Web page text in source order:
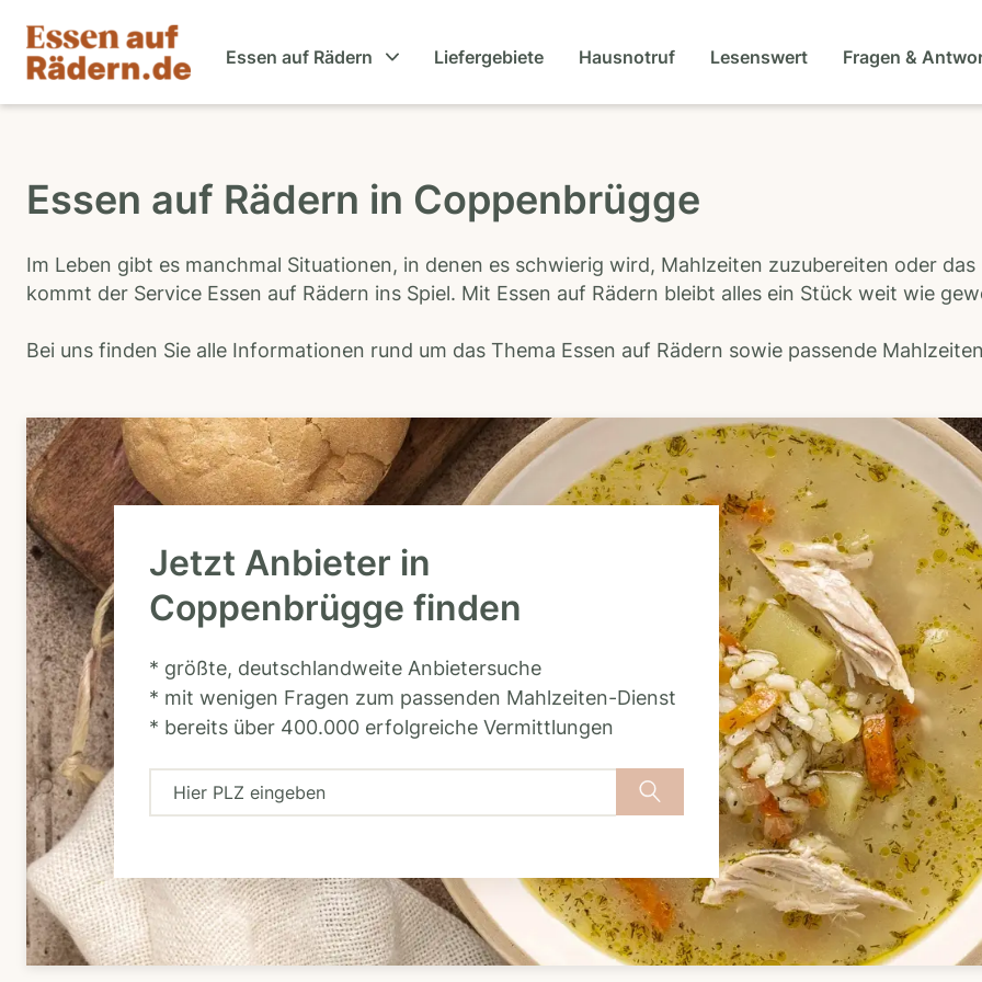
Essen auf Rädern Liefergebiete Hausnotruf Lesenswert Fragen &
Essen auf Rädern in Coppenbrügge
Im Leben gibt es manchmal Situationen, in denen es schwierig wird, Mahlzeiten zuzubereiten oder
kommt der Service Essen auf Rädern ins Spiel. Mit Essen auf Rädern bleibt alles ein Stück weit wie
Bei uns finden Sie alle Informationen rund um das Thema Essen auf Rädern sowie passende
Jetzt Anbieter in
Coppenbrügge finden
* größte, deutschlandweite Anbietersuche
* mit wenigen Fragen zum passenden Mahlzeiten-Dienst
* bereits über 400.000 erfolgreiche Vermittlungen
H
r
P
L